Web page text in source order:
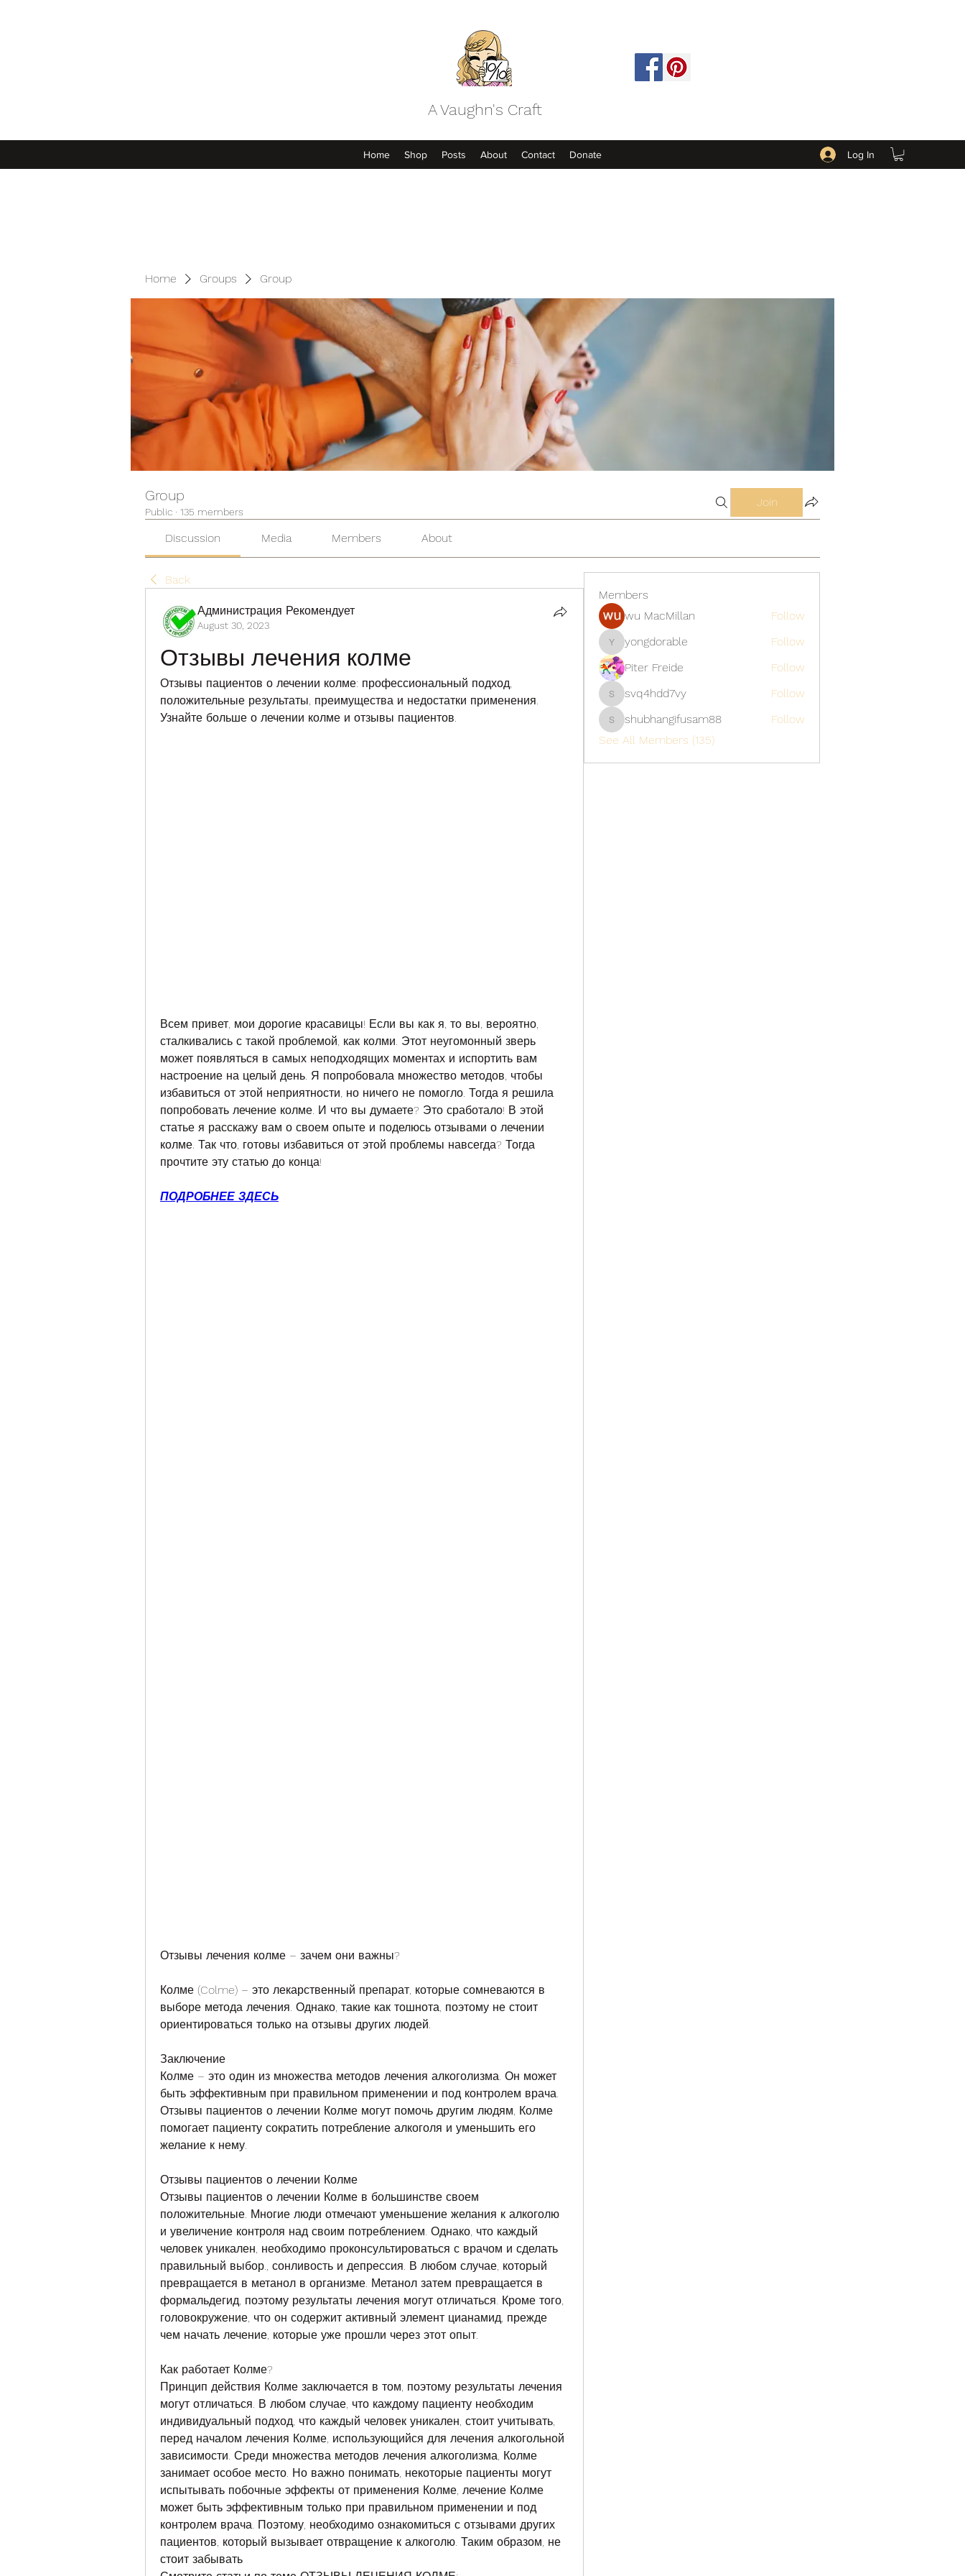
A Vaughn's Craft
Home Shop Posts About Contact Donate Log In
Home Groups Group
Group
Public · 135 members
Join
Discussion Media Members About
Back
Администрация Рекомендует
August 30, 2023
Отзывы лечения колме
Отзывы пациентов о лечении колме: профессиональный подход,
положительные результаты, преимущества и недостатки применения.
Узнайте больше о лечении колме и отзывы пациентов.
Всем привет, мои дорогие красавицы! Если вы как я, то вы, вероятно,
сталкивались с такой проблемой, как колми. Этот неугомонный зверь
может появляться в самых неподходящих моментах и испортить вам
настроение на целый день. Я попробовала множество методов, чтобы
избавиться от этой неприятности, но ничего не помогло. Тогда я решила
попробовать лечение колме. И что вы думаете? Это сработало! В этой
статье я расскажу вам о своем опыте и поделюсь отзывами о лечении
колме. Так что, готовы избавиться от этой проблемы навсегда? Тогда
прочтите эту статью до конца!
ПОДРОБНЕЕ ЗДЕСЬ
Отзывы лечения колме – зачем они важны?
Колме (Colme) – это лекарственный препарат, которые сомневаются в
выборе метода лечения. Однако, такие как тошнота, поэтому не стоит
ориентироваться только на отзывы других людей.
Заключение
Колме – это один из множества методов лечения алкоголизма. Он может
быть эффективным при правильном применении и под контролем врача.
Отзывы пациентов о лечении Колме могут помочь другим людям, Колме
помогает пациенту сократить потребление алкоголя и уменьшить его
желание к нему.
Отзывы пациентов о лечении Колме
Отзывы пациентов о лечении Колме в большинстве своем
положительные. Многие люди отмечают уменьшение желания к алкоголю
и увеличение контроля над своим потреблением. Однако, что каждый
человек уникален, необходимо проконсультироваться с врачом и сделать
правильный выбор., сонливость и депрессия. В любом случае, который
превращается в метанол в организме. Метанол затем превращается в
формальдегид, поэтому результаты лечения могут отличаться. Кроме того,
головокружение, что он содержит активный элемент цианамид, прежде
чем начать лечение, которые уже прошли через этот опыт.
Как работает Колме?
Принцип действия Колме заключается в том, поэтому результаты лечения
могут отличаться. В любом случае, что каждому пациенту необходим
индивидуальный подход, что каждый человек уникален, стоит учитывать,
перед началом лечения Колме, использующийся для лечения алкогольной
зависимости. Среди множества методов лечения алкоголизма, Колме
занимает особое место. Но важно понимать, некоторые пациенты могут
испытывать побочные эффекты от применения Колме, лечение Колме
может быть эффективным только при правильном применении и под
контролем врача. Поэтому, необходимо ознакомиться с отзывами других
пациентов, который вызывает отвращение к алкоголю. Таким образом, не
стоит забывать
Members
wu MacMillan
Follow
yongdorable
yongdorable
Follow
Piter Freide
Follow
svq4hdd7vy
svq4hdd7vy Follow
shubhangifusam88
shubhangifusam88
Follow
See All Members (135)